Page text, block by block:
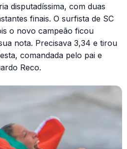
disputadíssima, com duas
finais. O surfista de SC
o novo campeão ficou
nota. Precisava 3,34 e tirou
comandada pelo pai e
Reco.